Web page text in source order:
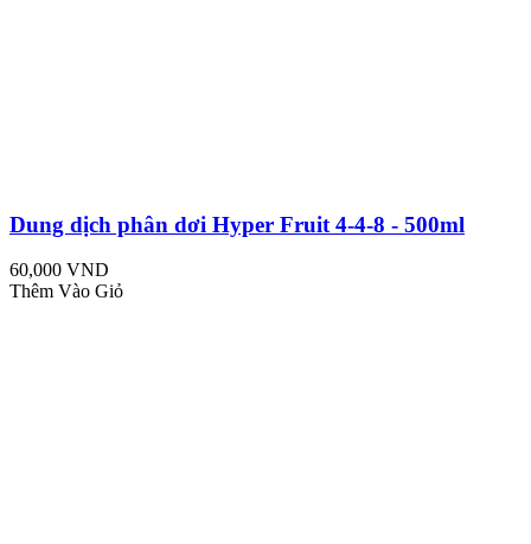
Dung dịch phân dơi Hyper Fruit 4-4-8 - 500ml
60,000 VND
Thêm Vào Giỏ